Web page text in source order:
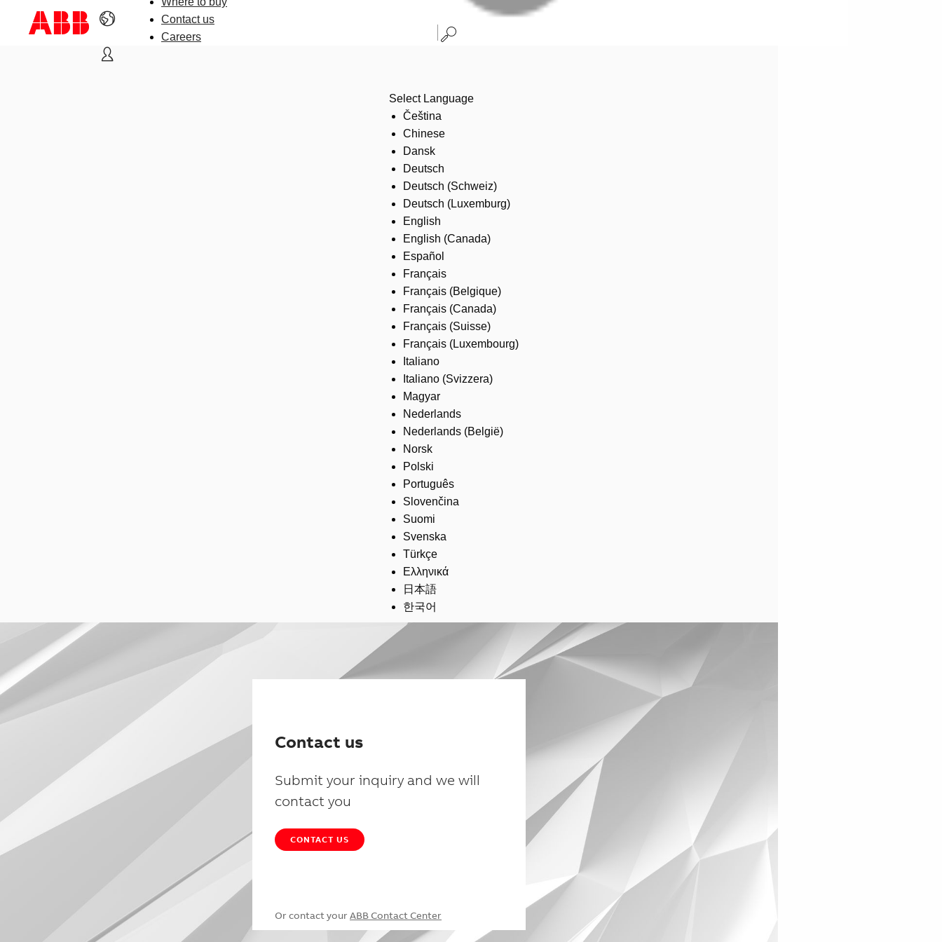
Contact us
Careers
Select Language
Čeština
Chinese
Dansk
Deutsch
Deutsch (Schweiz)
Deutsch (Luxemburg)
English
English (Canada)
Español
Français
Français (Belgique)
Français (Canada)
Français (Suisse)
Français (Luxembourg)
Italiano
Italiano (Svizzera)
Magyar
Nederlands
Nederlands (België)
Norsk
Polski
Português
Slovenčina
Suomi
Svenska
Türkçe
Ελληνικά
日本語
한국어
Contact us
Submit your inquiry and we will
contact you
CONTACT US
Or contact your ABB Contact Center